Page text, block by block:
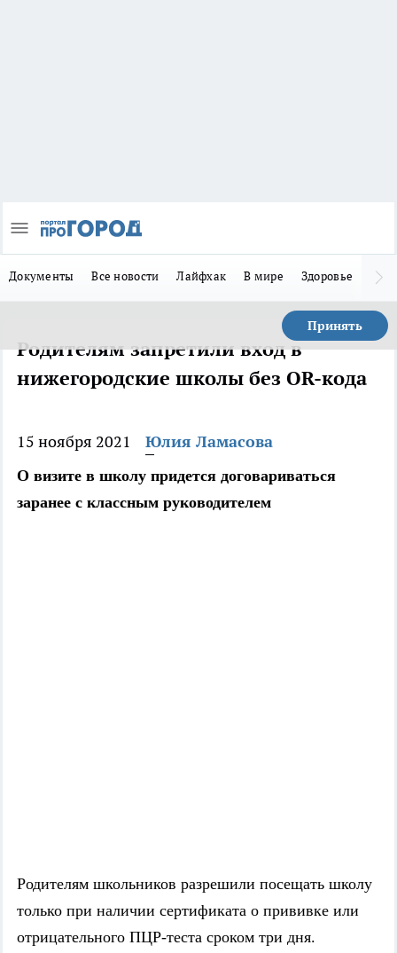
Документы Все новости Лайфхак В мире Здоровье
Принять
Родителям запретили вход в
нижегородские школы без OR-кода
15 ноября 2021 Юлия Ламасова
О визите в школу придется договариваться
заранее с классным руководителем
Родителям школьников разрешили посещать школу
только при наличии сертификата о прививке или
отрицательного ПЦР-теста сроком три дня.